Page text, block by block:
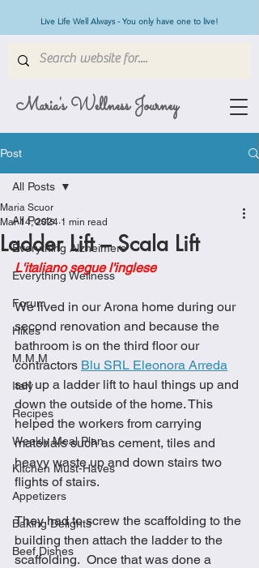
Maria's Wellness Journey
Live Life Well Always - You only have one to live!
Post
All Posts
Everything Alzheimers
Everything Wellness
Forum
Hikes
M.M.M
Italy
Recipes
Weekly Meal Plan
Kitchen Must-Haves
Appetizers
Baking Delights
Beef Dishes
All Posts
Ladder Lift – Scala Lift
Maria Scuor
Mar 14, 2024 1 min read
L'italiano segue l'inglese
We lived in our Arona home during our
second renovation and because the
bathroom is on the third floor our
contractors Blu SRL Eleonora Arreda
set up a ladder lift to haul things up and
down the outside of the home. This
helped the workers from carrying
materials such as cement, tiles and
heavy waste up and down stairs two
flights of stairs.
They had to screw the scaffolding to the
building then attach the ladder to the
scaffolding.  Once that was done a